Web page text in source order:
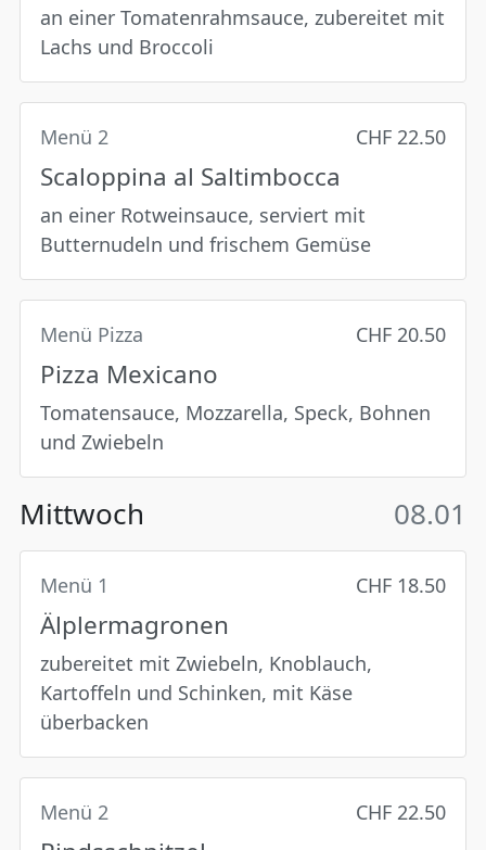
an einer Tomatenrahmsauce, zubereitet mit
Lachs und Broccoli
Menü 2 CHF 22.50
Scaloppina al Saltimbocca
an einer Rotweinsauce, serviert mit
Butternudeln und frischem Gemüse
Menü Pizza CHF 20.50
Pizza Mexicano
Tomatensauce, Mozzarella, Speck, Bohnen
und Zwiebeln
Mittwoch 08.01
Menü 1 CHF 18.50
Älplermagronen
zubereitet mit Zwiebeln, Knoblauch,
Kartoffeln und Schinken, mit Käse
überbacken
Menü 2 CHF 22.50